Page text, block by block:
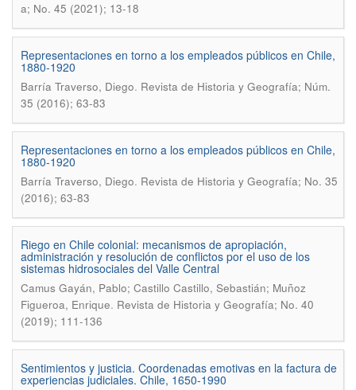
a; No. 45 (2021); 13-18
Representaciones en torno a los empleados públicos en Chile,
1880-1920
Barría Traverso, Diego. Revista de Historia y Geografía; Núm.
35 (2016); 63-83
Representaciones en torno a los empleados públicos en Chile,
1880-1920
Barrí­a Traverso, Diego. Revista de Historia y Geografí­a; No. 35
(2016); 63-83
Riego en Chile colonial: mecanismos de apropiación,
administración y resolución de conflictos por el uso de los
sistemas hidrosociales del Valle Central
Camus Gayán, Pablo; Castillo Castillo, Sebastián; Muñoz
Figueroa, Enrique. Revista de Historia y Geografí­a; No. 40
(2019); 111-136
Sentimientos y justicia. Coordenadas emotivas en la factura de
experiencias judiciales. Chile, 1650-1990